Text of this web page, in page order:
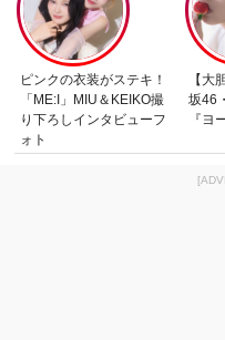
ピンクの衣装がステキ！
「ME:I」MIU＆KEIKO撮
り下ろしインタビューフ
ォト
【大
坂46
『ヨ